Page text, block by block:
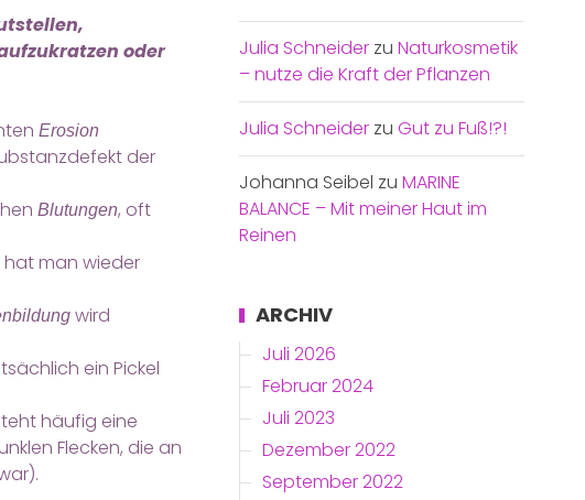
oder
Erosion
der
Blutungen, oft
hat man wieder
wird
ein Pickel
häufig eine
Flecken, die an
Julia Schneiderzu Naturkosmetik
– nutze die Kraft der Pflanzen
Julia Schneiderzu Gut zu Fuß!?!
Johanna Seibel zu MARINE
BALANCE – Mit meiner Haut im
Reinen
ARCHIV
Juli 2026
Februar 2024
Juli 2023
Dezember 2022
September 2022